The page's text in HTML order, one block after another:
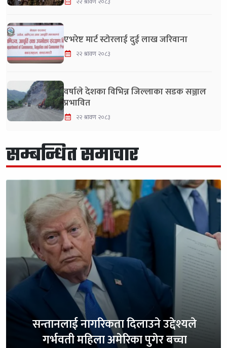
एभरेष्ट मार्ट स्टोरलाई दुई लाख जरिवाना
२२ श्रावण २०८३
वर्षाले देशका विभिन्न जिल्लाका सडक सञ्जाल
प्रभावित
२२ श्रावण २०८३
सम्बन्धित समाचार
सन्तानलाई नागरिकता दिलाउने उद्देश्यले
गर्भवती महिला अमेरिका पुगेर बच्चा